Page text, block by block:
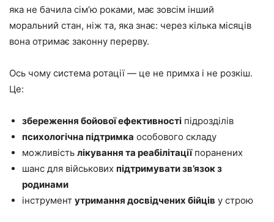
яка не бачила сім’ю роками, має зовсім інший
моральний стан, ніж та, яка знає: через кілька місяців
вона отримає законну перерву.
Ось чому система ротації — це не примха і не розкіш.
Це:
збереження бойової ефективності підрозділів
психологічна підтримка особового складу
можливість лікування та реабілітаціїпоранених
шанс для військових підтримувати зв’язок з
родинами
інструмент утримання досвідчених бійців у строю